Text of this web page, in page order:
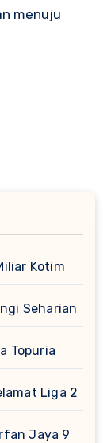
menuju
Kotim
Seharian
Topuria
Liga 2
Jaya 9